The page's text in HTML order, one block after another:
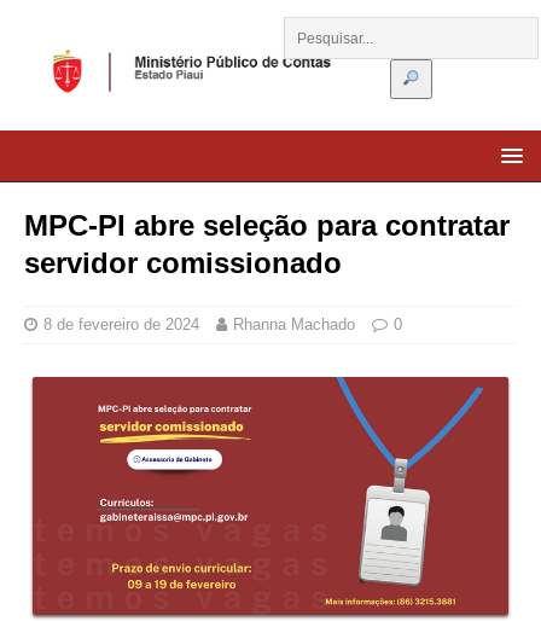
MPC-PI abre seleção para contratar
servidor comissionado
8 de fevereiro de 2024 Rhanna Machado 0